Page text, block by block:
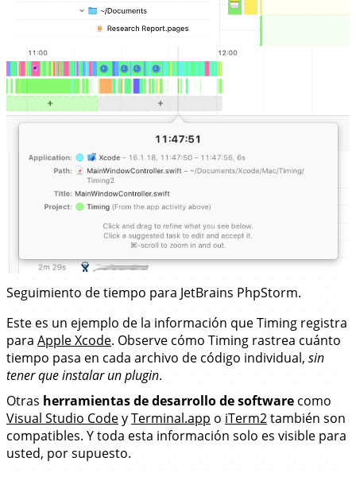
Seguimiento de tiempo para JetBrains PhpStorm.
Este es un ejemplo de la información que Timing registra
para Apple Xcode. Observe cómo Timing rastrea cuánto
tiempo pasa en cada archivo de código individual, sin
tener que instalar un plugin.
Otras herramientas de desarrollo de software como
Visual Studio CodeyTerminal.app o iTerm2también son
compatibles. Y toda esta información solo es visible para
usted, por supuesto.